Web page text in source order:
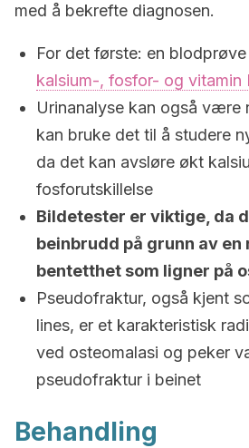
med å bekrefte diagnosen.
For det første: en
kalsium-, fosfor- og vitamin
Urinanalyse kan også være
kan bruke det til å studere
da det kan avsløre økt
fosforutskillelse
Bildetester er viktige, da
beinbrudd på grunn av en
bentetthet som ligner på
Pseudofraktur, også kjent
lines, er et karakteristisk
ved osteomalasi og peker
pseudofraktur i beinet
Behandling